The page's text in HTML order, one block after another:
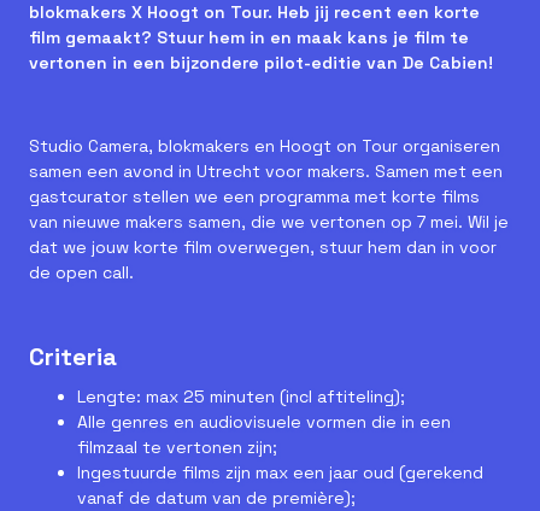
blokmakers X Hoogt on Tour. Heb jij recent een korte
film gemaakt? Stuur hem in en maak kans je film te
vertonen in een bijzondere pilot-editie van De Cabien!
Studio Camera, blokmakers en Hoogt on Tour organiseren
samen een avond in Utrecht voor makers. Samen met een
gastcurator stellen we een programma met korte films
van nieuwe makers samen, die we vertonen op 7 mei. Wil je
dat we jouw korte film overwegen, stuur hem dan in voor
de open call.
Criteria
Lengte: max 25 minuten (incl aftiteling);
Alle genres en audiovisuele vormen die in een
filmzaal te vertonen zijn;
Ingestuurde films zijn max een jaar oud (gerekend
vanaf de datum van de première);